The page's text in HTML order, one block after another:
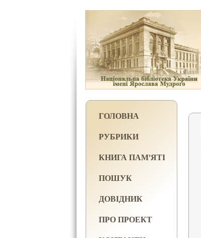
ГОЛОВНА
РУБРИКИ
КНИГА ПАМ'ЯТІ
ПОШУК
ДОВІДНИК
ПРО ПРОЕКТ